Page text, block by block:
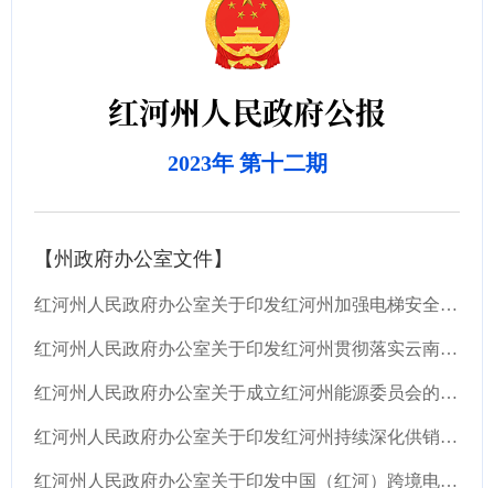
红河州人民政府公报
2023年 第十二期
【州政府办公室文件】
红河州人民政府办公室关于印发红河州加强电梯安全管理工作方案的通知
红河州人民政府办公室关于印发红河州贯彻落实云南省推进中医药振兴发展重大工程实施方案任务...
红河州人民政府办公室关于成立红河州能源委员会的通知
红河州人民政府办公室关于印发红河州持续深化供销合作社综合改革三年攻坚行动计划（2023—202...
红河州人民政府办公室关于印发中国（红河）跨境电子商务综合试验区重点工作实施方案（2023—2...